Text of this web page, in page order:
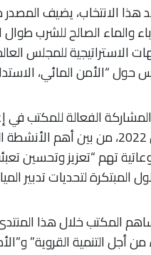
الانتخاب، يضيف المصدر
الاستراتيجية للمجلس
“الأمن المائي، الاستدامة
الفعالة للمكتب في
مارس 2022، من بين أهم
تهم “تعزيز وتحسين
المبتكرة لتحديات تدبير
المكتب خلال هذا
من أجل التنمية القروية”